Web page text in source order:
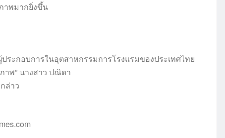
าพมากยิ่งขึ้น
ะกอบการในอุตสาหกรรมการโรงแรมของประเทศไทย
าพ” นางสาว ปณิดา
ล่าว